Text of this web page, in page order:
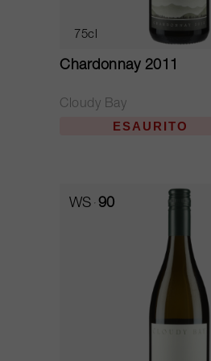
75cl
Chardonnay 2011
Cloudy Bay
ESAURITO
WS 90